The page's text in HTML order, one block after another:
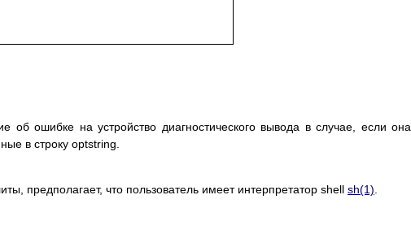
об ошибке на устройство диагностического вывода в случае, если она
в строку optstring.
предполагает, что пользователь имеет интерпретатор shell sh(1)